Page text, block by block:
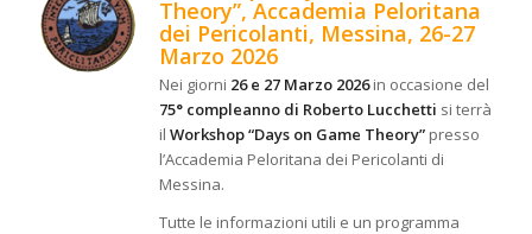
Theory”, Accademia Peloritana
dei Pericolanti, Messina, 26-27
Marzo 2026
Nei giorni 26 e 27 Marzo 2026in occasione del
75° compleanno di Roberto Lucchetti si terrà
il Workshop “Days on Game Theory”presso
l’Accademia Peloritana dei Pericolanti di
Messina.
Tutte le informazioni utili e un programma